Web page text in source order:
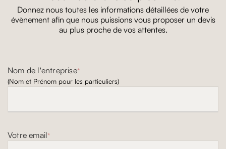
Donnez nous toutes les informations détaillées de votre
évènement afin que nous puissions vous proposer un devis
au plus proche de vos attentes.
Nom de l'entreprise*
(Nom et Prénom pour les particuliers)
Votre email*